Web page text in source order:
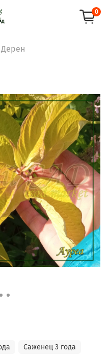
0
Дерен
Саженец 3 года